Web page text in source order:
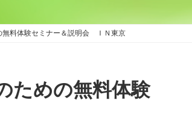
無料体験セミナー＆説明会 ＩＮ東京